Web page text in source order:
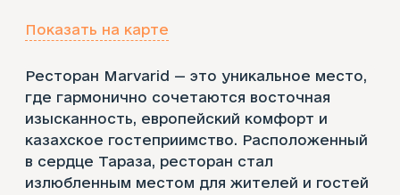
Ресторан Marvarid — это уникальное место,
где гармонично сочетаются восточная
изысканность, европейский комфорт и
казахское гостеприимство. Расположенный
в сердце Тараза, ресторан стал
излюбленным местом для жителей и гостей
Показать на карте